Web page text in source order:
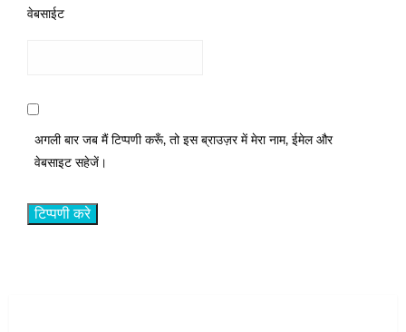
वेबसाईट
अगली बार जब मैं टिप्पणी करूँ, तो इस ब्राउज़र में मेरा नाम, ईमेल और
वेबसाइट सहेजें।